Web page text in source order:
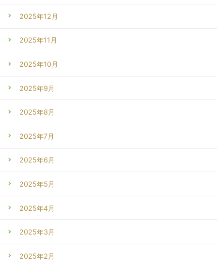
2025年12月
2025年11月
2025年10月
2025年9月
2025年8月
2025年7月
2025年6月
2025年5月
2025年4月
2025年3月
2025年2月